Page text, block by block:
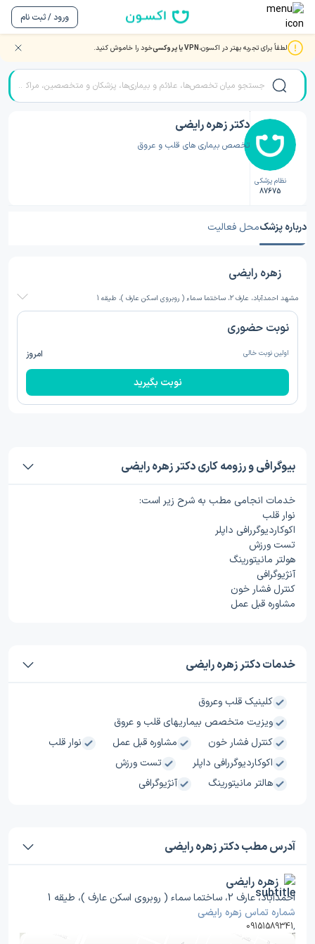
ورود / ثبت نام
لطفاً برای تجربه بهتر در اکسون،VPN یا پروکسی خود را خاموش کنید. صفحه اصلی/دکتر قلب و عروق/دکتر قلب و عروق مشهد/دکتر زهره رایضی
نظام پزشکی
87675
دکتر زهره رایضی
تخصص بیماری های قلب و عروق
درباره پزشکمحل فعالیت
زهره رایضی
مشهد احمدآباد، عارف 2، ساختما سماء ( روبروی اسکن عارف )، طیقه 1
نوبت حضوری
اولین نوبت خالی امروز
نوبت بگیرید
بیوگرافی و رزومه کاری دکتر زهره رایضی
خدمات انجامی مطب به شرح زیر است:
نوار قلب
اکوکاردیوگررافی داپلر
تست ورزش
هولتر مانیتورینگ
آنژیوگرافی
کنترل فشار خون
مشاوره قبل عمل
خدمات دکتر زهره رایضی
کلینیک قلب وعروق
ویزیت متخصص بیماریهای قلب و عروق
کنترل فشار خون
مشاوره قبل عمل
نوار قلب
اکوکاردیوگررافی داپلر
تست ورزش
هالتر مانیتورینگ
آنژیوگرافی
آدرس مطب دکتر زهره رایضی
زهره رایضی
احمدآباد، عارف 2، ساختما سماء ( روبروی اسکن عارف )، طیقه 1
شماره تماس زهره رایضی
09151589341,